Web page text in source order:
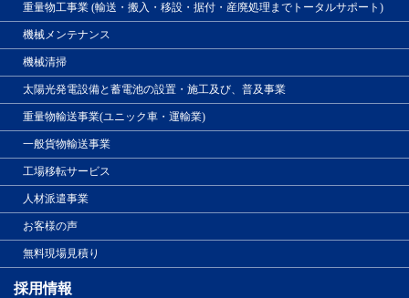
重量物工事業 (輸送・搬入・移設・据付・産廃処理までトータルサポート)
機械メンテナンス
機械清掃
太陽光発電設備と蓄電池の設置・施工及び、普及事業
重量物輸送事業(ユニック車・運輸業)
一般貨物輸送事業
工場移転サービス
人材派遣事業
お客様の声
無料現場見積り
採用情報